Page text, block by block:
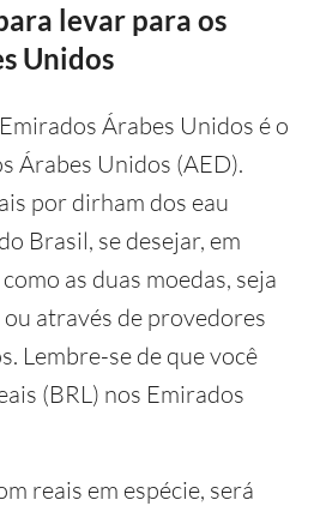
levar para os
Unidos
Árabes Unidos é o
Árabes Unidos (AED).
por dirham dos eau
Brasil, se desejar, em
as duas moedas, seja
ou através de provedores
Lembre-se de que você
(BRL) nos Emirados
reais em espécie, será